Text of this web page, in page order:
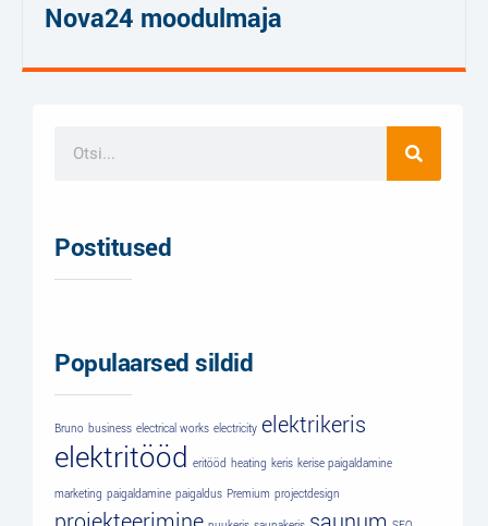
Nova24 moodulmaja
Postitused
Populaarsed sildid
Bruno business electrical works electricity elektrikeris
elektritööd eritööd heating keris kerise paigaldamine
marketing paigaldamine paigaldus Premium projectdesign